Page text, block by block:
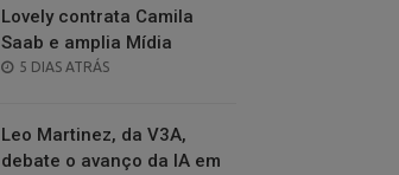
Lovely contrata Camila
Saab e amplia Mídia
POSTED
5 DIAS ATRÁS
Leo Martinez, da V3A,
debate o avanço da IA em